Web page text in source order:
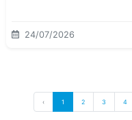
24/07/2026
‹ 1 2 3 4